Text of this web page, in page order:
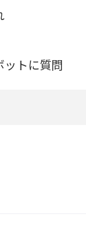
ットに質問